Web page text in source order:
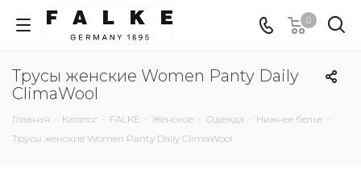
0
Трусы женские Women Panty Daily
ClimaWool
Главная - Каталог - FALKE - Женское - Одежда - Нижнее белье -
Трусы женские Women Panty Daily ClimaWool